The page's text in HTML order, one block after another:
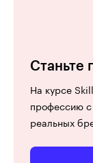
Станьте
На курсе
профессию с
реальных